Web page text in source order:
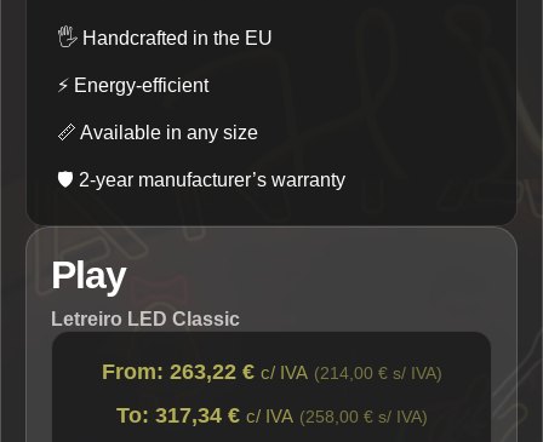
🖐️ Handcrafted in the EU
⚡ Energy-efficient
📏 Available in any size
🛡️ 2-year manufacturer’s warranty
Play
Letreiro LED Classic
From: 263,22 € c/ IVA (214,00 € s/ IVA)
To: 317,34 € c/ IVA (258,00 € s/ IVA)